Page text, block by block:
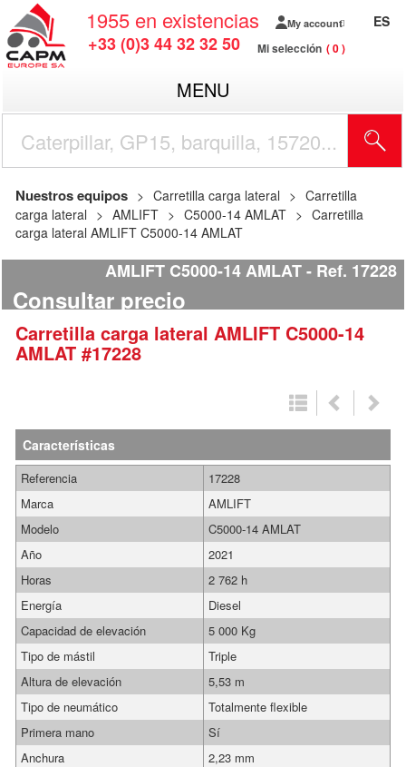
1955 en existencias
+33 (0)3 44 32 32 50
My account
Mi selección 0
ES
MENU
Nuestros equipos Carretilla carga lateral
Carretilla
carga lateral
AMLIFT C5000-14 AMLAT
Carretilla
carga lateral AMLIFT C5000-14 AMLAT
AMLIFT C5000-14 AMLAT Ref. 17228
Consultar precio
Carretilla carga lateral AMLIFT C5000-14
AMLAT #17228
Características
Referencia
17228
Marca
AMLIFT
Modelo
C5000-14 AMLAT
Año
2021
Horas
2 762 h
Energía
Diesel
Capacidad de elevación
5 000 Kg
Tipo de mástil
Triple
Altura de elevación
5,53 m
Tipo de neumático
Totalmente flexible
Primera mano
Sí
Anchura
2,23 mm